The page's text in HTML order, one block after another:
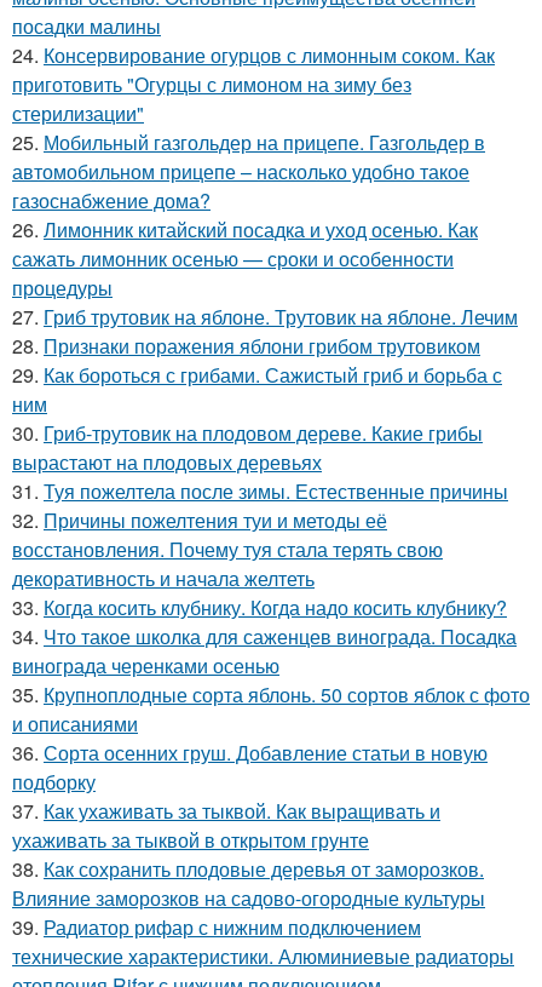
посадки малины
24. Консервирование огурцов с лимонным соком. Как
приготовить "Огурцы с лимоном на зиму без
стерилизации"
25. Мобильный газгольдер на прицепе. Газгольдер в
автомобильном прицепе – насколько удобно такое
газоснабжение дома?
26. Лимонник китайский посадка и уход осенью. Как
сажать лимонник осенью — сроки и особенности
процедуры
27. Гриб трутовик на яблоне. Трутовик на яблоне. Лечим
28. Признаки поражения яблони грибом трутовиком
29. Как бороться с грибами. Сажистый гриб и борьба с
ним
30. Гриб-трутовик на плодовом дереве. Какие грибы
вырастают на плодовых деревьях
31. Туя пожелтела после зимы. Естественные причины
32. Причины пожелтения туи и методы её
восстановления. Почему туя стала терять свою
декоративность и начала желтеть
33. Когда косить клубнику. Когда надо косить клубнику?
34. Что такое школка для саженцев винограда. Посадка
винограда черенками осенью
35. Крупноплодные сорта яблонь. 50 сортов яблок с фото
и описаниями
36. Сорта осенних груш. Добавление статьи в новую
подборку
37. Как ухаживать за тыквой. Как выращивать и
ухаживать за тыквой в открытом грунте
38. Как сохранить плодовые деревья от заморозков.
Влияние заморозков на садово-огородные культуры
39. Радиатор рифар с нижним подключением
технические характеристики. Алюминиевые радиаторы